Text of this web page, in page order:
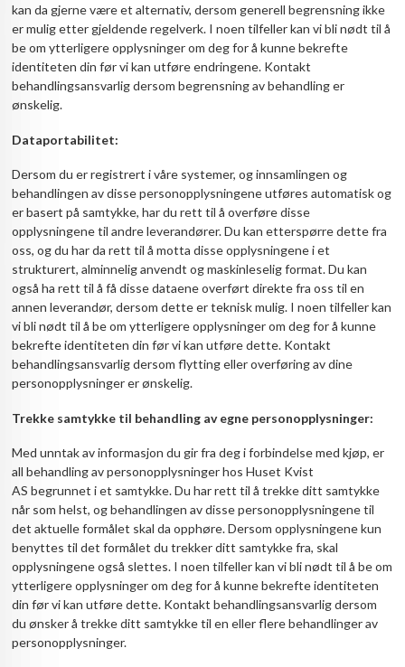
kan da gjerne være et alternativ, dersom generell begrensning ikke
er mulig etter gjeldende regelverk. I noen tilfeller kan vi bli nødt til å
be om ytterligere opplysninger om deg for å kunne bekrefte
identiteten din før vi kan utføre endringene. Kontakt
behandlingsansvarlig dersom begrensning av behandling er
ønskelig.
Dataportabilitet:
Dersom du er registrert i våre systemer, og innsamlingen og
behandlingen av disse personopplysningene utføres automatisk og
er basert på samtykke, har du rett til å overføre disse
opplysningene til andre leverandører. Du kan etterspørre dette fra
oss, og du har da rett til å motta disse opplysningene i et
strukturert, alminnelig anvendt og maskinleselig format. Du kan
også ha rett til å få disse dataene overført direkte fra oss til en
annen leverandør, dersom dette er teknisk mulig. I noen tilfeller kan
vi bli nødt til å be om ytterligere opplysninger om deg for å kunne
bekrefte identiteten din før vi kan utføre dette. Kontakt
behandlingsansvarlig dersom flytting eller overføring av dine
personopplysninger er ønskelig.
Trekke samtykke til behandling av egne personopplysninger:
Med unntak av informasjon du gir fra deg i forbindelse med kjøp, er
all behandling av personopplysninger hos Huset Kvist
AS begrunnet i et samtykke. Du har rett til å trekke ditt samtykke
når som helst, og behandlingen av disse personopplysningene til
det aktuelle formålet skal da opphøre. Dersom opplysningene kun
benyttes til det formålet du trekker ditt samtykke fra, skal
opplysningene også slettes. I noen tilfeller kan vi bli nødt til å be om
ytterligere opplysninger om deg for å kunne bekrefte identiteten
din før vi kan utføre dette. Kontakt behandlingsansvarlig dersom
du ønsker å trekke ditt samtykke til en eller flere behandlinger av
personopplysninger.